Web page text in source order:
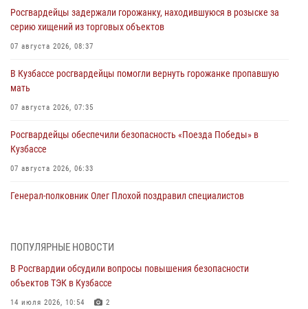
Росгвардейцы задержали горожанку, находившуюся в розыске за
серию хищений из торговых объектов
07 августа 2026, 08:37
В Кузбассе росгвардейцы помогли вернуть горожанке пропавшую
мать
07 августа 2026, 07:35
Росгвардейцы обеспечили безопасность «Поезда Победы» в
Кузбассе
07 августа 2026, 06:33
Генерал-полковник Олег Плохой поздравил специалистов
07 августа 2026, 05:32
С 1 сентября 2026 года вступает в силу новый федеральный закон о
частной охранной деятельности
06 августа 2026, 10:19
ПОПУЛЯРНЫЕ НОВОСТИ
В Росгвардии обсудили вопросы повышения безопасности
объектов ТЭК в Кузбассе
14 июля 2026, 10:54 2